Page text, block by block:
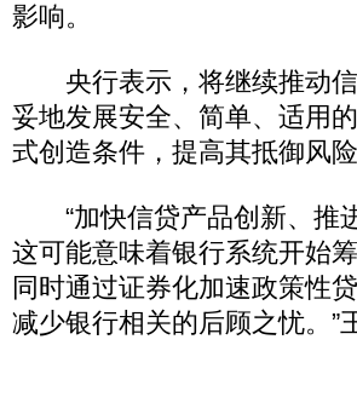
影响。
央行表示，将继续推动信
妥地发展安全、简单、适用
式创造条件，提高其抵御风
“加快信贷产品创新、推
这可能意味着银行系统开始
同时通过证券化加速政策性
减少银行相关的后顾之忧。”